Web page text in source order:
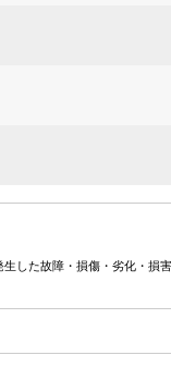
した故障・損傷・劣化・損